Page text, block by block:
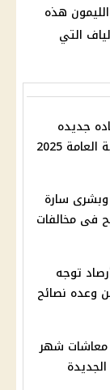
هذه
التي
جديده
2025
وبشرى سارة
فى مخالفات
الـ40 .. الأرصاد توجه
وعده نصائح
معاشات شهر